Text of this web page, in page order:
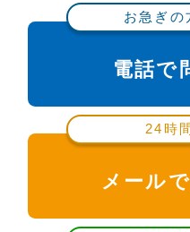
お急ぎの
電話で
24時
メール